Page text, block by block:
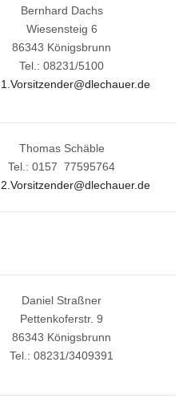
Bernhard Dachs
Wiesensteig 6
86343 Königsbrunn
Tel.: 08231/5100
1.Vorsitzender@dlechauer.de
Thomas Schäble
Tel.: 0157 77595764
2.Vorsitzender@dlechauer.de
Daniel Straßner
Pettenkoferstr. 9
86343 Königsbrunn
Tel.: 08231/3409391